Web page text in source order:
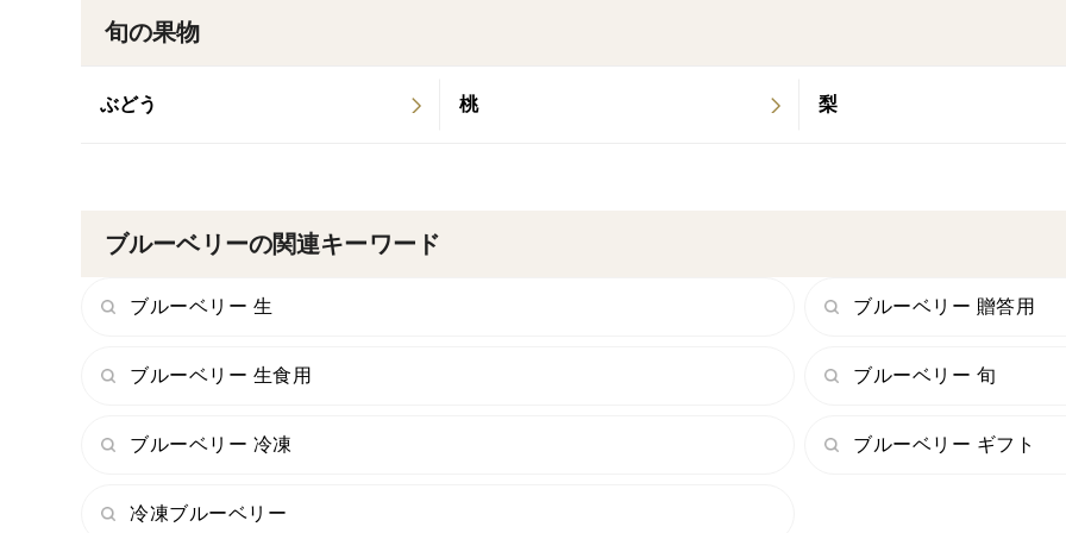
旬の果物
ぶどう 桃 梨
ブルーベリーの関連キーワード
ブルーベリー 生 ブルーベリー 贈答用
ブルーベリー 生食用 ブルーベリー 旬
ブルーベリー 冷凍 ブルーベリー ギフト
冷凍ブルーベリー